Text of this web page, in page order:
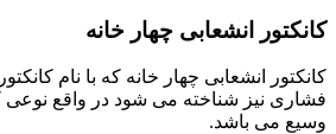
کانکتور انشعابی چهار خانه
کانکتور انشعابی چهار خانه که با نام
فشاری نیز شناخته می شود در واقع نوعی
وسیع می باشد.